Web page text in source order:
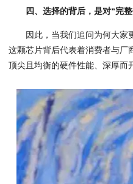
四、选择的背后，是对“完
因此，当我们追问为何大家
这颗芯片背后代表着消费者与
顶尖且均衡的硬件性能、深厚而